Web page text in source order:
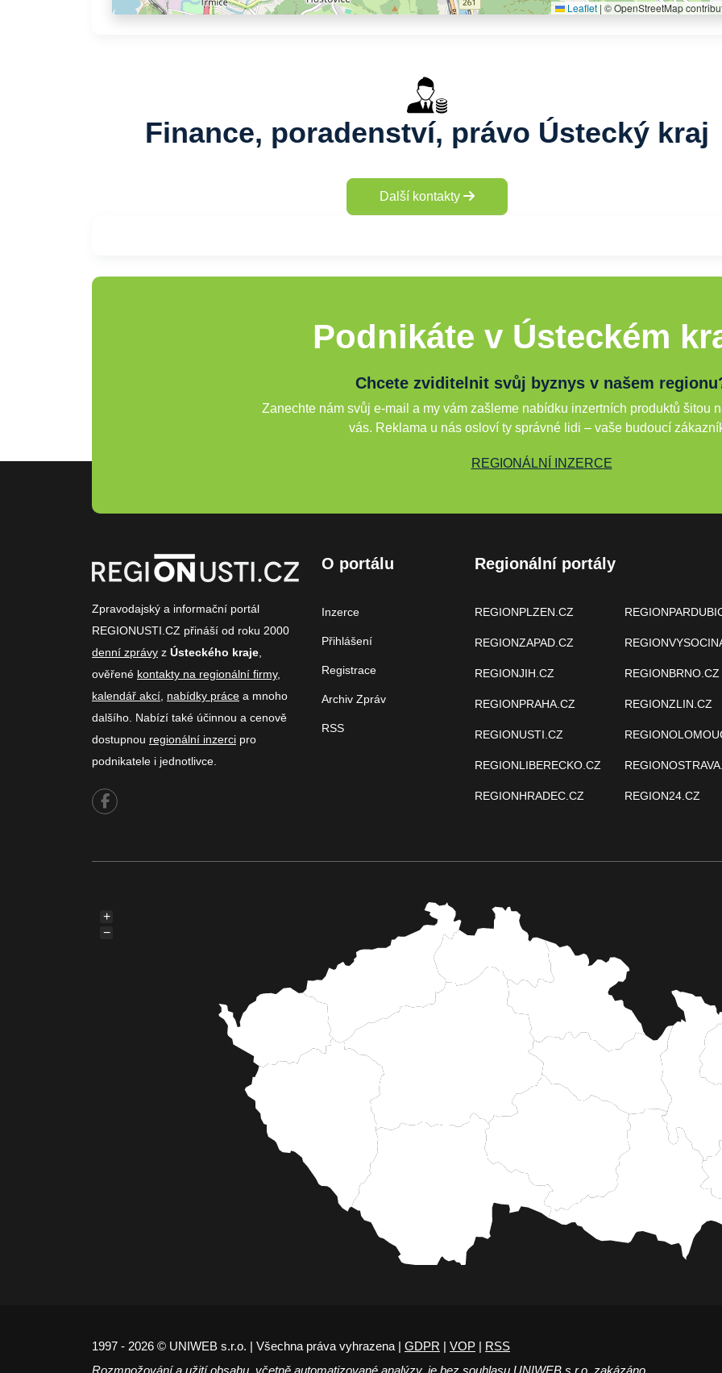
Leaflet | © OpenStreetMap
Finance, poradenství, právo Ústecký kraj
Další kontakty
Podnikáte v Ústeckém
Chcete zviditelnit svůj byznys v našem
Zanechte nám svůj e-mail a my vám zašleme nabídku inzertních produktů šitou
vás. Reklama u nás osloví ty správné lidi – vaše budoucí
REGIONÁLNÍ INZERCE
Zpravodajský a informační portál
REGIONUSTI.CZ přináší od roku 2000
denní zprávy z Ústeckého kraje
ověřené kontakty na regionální firmy,
kalendář akcí nabídky práce a mnoho
dalšího. Nabízí také účinnou a cenově
dostupnou regionální inzerci pro
podnikatele i jednotlivce.
O portálu
Inzerce
Přihlášení
Registrace
Archiv Zpráv
RSS
Regionální portály
REGIONPLZEN.CZ
REGIONZAPAD.CZ
REGIONJIH.CZ
REGIONPRAHA.CZ
REGIONUSTI.CZ
REGIONLIBERECKO.CZ
REGIONHRADEC.CZ
REGIONBRNO.CZ
REGIONZLIN.CZ
REGION24.CZ
+
−
1997 - 2026 © UNIWEB s.r.o. | Všechna práva vyhrazena | GDPR | VOP | RSS
Rozmnožování a užití obsahu, včetně automatizované analýzy, je bez souhlasu UNIWEB s.r.o. zakázáno.